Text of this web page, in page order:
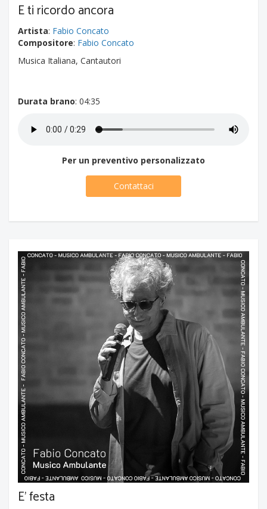
E ti ricordo ancora
Artista: Fabio Concato
Compositore: Fabio Concato
Musica Italiana, Cantautori
Durata brano: 04:35
Per un preventivo personalizzato
Contattaci
E' festa